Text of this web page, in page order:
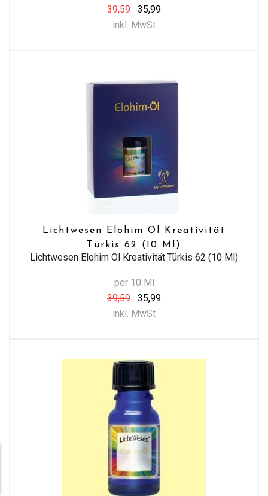
39,59
35,99
inkl. MwSt
Lichtwesen Elohim Öl Kreativität
Türkis 62 (10 Ml)
Lichtwesen Elohim Öl Kreativität Türkis 62 (10 Ml)
per 10 Ml
39,59
35,99
inkl. MwSt